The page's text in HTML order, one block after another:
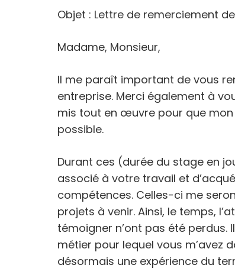
Objet : Lettre de remerciement
Madame, Monsieur,
Il me paraît important de vous
entreprise. Merci également à
mis tout en œuvre pour que
possible.
Durant ces (durée du stage en
associé à votre travail et
compétences. Celles-ci me
projets à venir. Ainsi, le temps,
témoigner n’ont pas été perdus.
métier pour lequel vous m’avez
désormais une expérience du